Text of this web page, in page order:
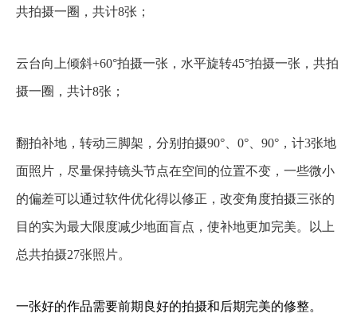
共拍摄一圈，共计8张；
云台向上倾斜+60°拍摄一张，水平旋转45°拍摄一张，共拍
摄一圈，共计8张；
翻拍补地，转动三脚架，分别拍摄90°、0°、90°，计3张地
面照片，尽量保持镜头节点在空间的位置不变，一些微小
的偏差可以通过软件优化得以修正，改变角度拍摄三张的
目的实为最大限度减少地面盲点，使补地更加完美。以上
总共拍摄27张照片。
一张好的作品需要前期良好的拍摄和后期完美的修整。